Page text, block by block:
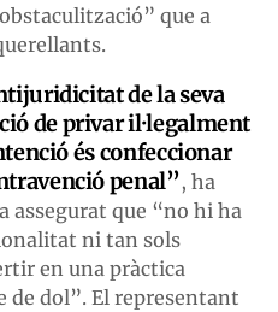
que a
de la seva
de privar il·legalment
és confeccionar
penal”, ha
assegurat que “no hi ha
ni tan sols
en una pràctica
dol”. El representant